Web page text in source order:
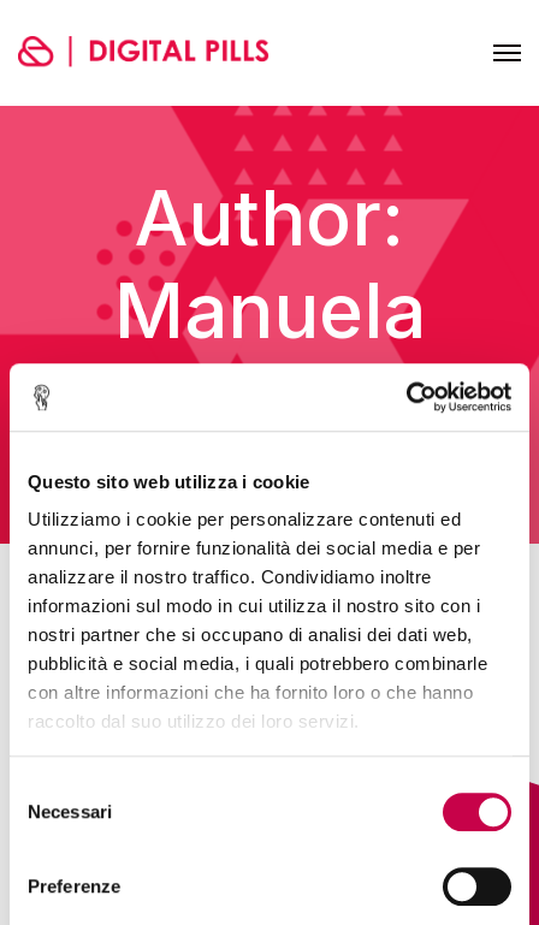
Questo sito web utilizza i cookie
Utilizziamo i cookie per personalizzare contenuti ed
annunci, per fornire funzionalità dei social media e per
analizzare il nostro traffico. Condividiamo inoltre
informazioni sul modo in cui utilizza il nostro sito con i
nostri partner che si occupano di analisi dei dati web,
pubblicità e social media, i quali potrebbero combinarle
con altre informazioni che ha fornito loro o che hanno
raccolto dal suo utilizzo dei loro servizi.
delNecessari
Preferenze
Author:
Manuela
Salierno
Nothing Found
Apologies, but no results were found. Perhaps
searching will help find a related post.
Search